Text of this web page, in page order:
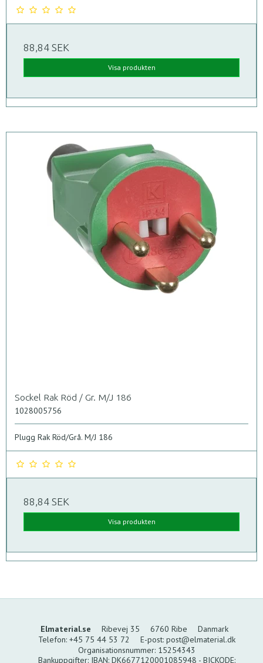
88,84 SEK
Visa produkten
Sockel Rak Röd / Gr. M/J 186
1028005756
Plugg Rak Röd/Grå. M/J 186
88,84 SEK
Visa produkten
Elmaterial.se Ribevej 35 6760 Ribe
Danmark
Telefon: +45 75 44 53 72 E-post: post@elmaterial.dk
Organisationsnummer:15254343
Bankuppgifter:IBAN: DK6677120001085948 - BICKODE: